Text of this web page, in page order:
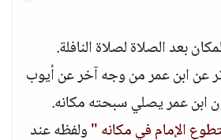
بعد الصلاة لصلاة النافلة.
عن ابن عمر من وجه آخر عن أيوب
ابن عمر يصلي سبحته مكانه.
الإمام في مكانه "ولفظه عند